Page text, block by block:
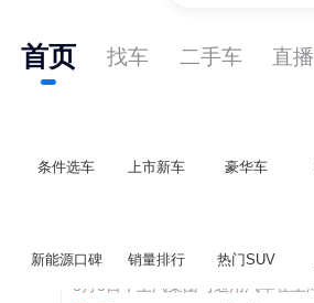
首页 找车 二手车 直播
条件选车 上市新车 豪华车
新能源口碑 销量排行 热门SUV